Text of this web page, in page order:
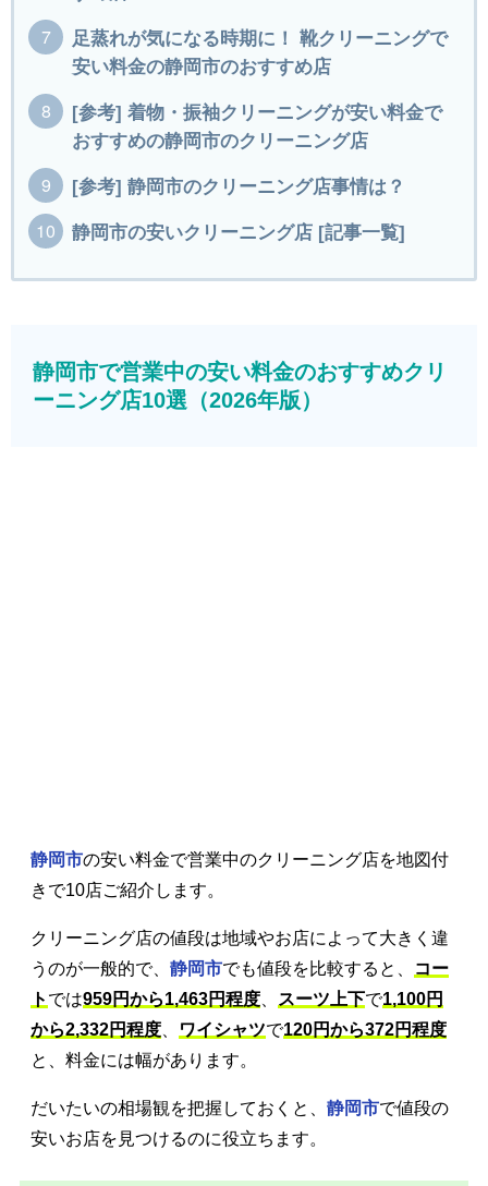
足蒸れが気になる時期に！ 靴クリーニングで
安い料金の静岡市のおすすめ店
[参考] 着物・振袖クリーニングが安い料金で
おすすめの静岡市のクリーニング店
[参考] 静岡市のクリーニング店事情は？
静岡市の安いクリーニング店 [記事一覧]
静岡市で営業中の安い料金のおすすめクリ
ーニング店10選（2026年版）
静岡市の安い料金で営業中のクリーニング店を地図付
きで10店ご紹介します。
クリーニング店の値段は地域やお店によって大きく違
うのが一般的で、 静岡市でも値段を比較すると、
コー
ト では959円から1,463円程度 スーツ上下で1,100円
から2,332円程度
ワイシャツで120円から372円程度
と、料金には幅があります。
だいたいの相場観を把握しておくと、 静岡市で値段の
安いお店を見つけるのに役立ちます。